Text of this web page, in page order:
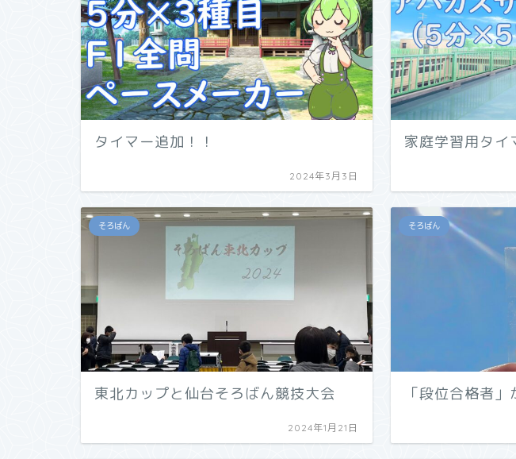
タイマー追加！！
2024年3月3日
家庭学習用タイ
そろばん
東北カップと仙台そろばん競技大会
2024年1月21日
そろばん
「段位合格者